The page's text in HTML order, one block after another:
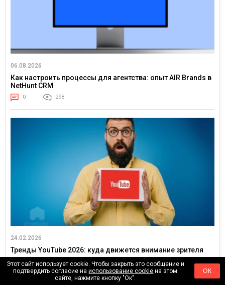
06.08.2026
Как настроить процессы для агентства: опыт AIR Brands в
NetHunt CRM
0 298
24.02.2026
Тренды YouTube 2026: куда движется внимание зрителя
0 18258
Этот сайт использует cookie. Чтобы закрыть это сообщение и
подтвердить согласие наиспользование cookie на этом
сайте, нажмите кнопку "Ок".
ОК